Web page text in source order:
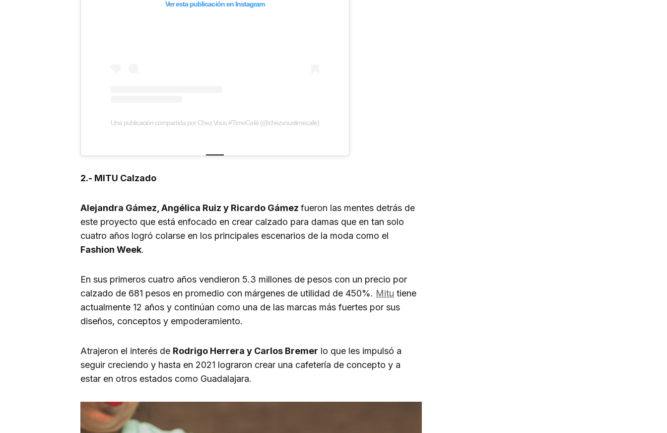
Ver esta publicación en Instagram
Una publicación compartida por Chez Vous #TimeCafé (@chezvoustimecafe)
2.- MITU Calzado
Alejandra Gámez, Angélica Ruiz y Ricardo Gámez fueron las mentes detrás de
este proyecto que está enfocado en crear calzado para damas que en tan solo
cuatro años logró colarse en los principales escenarios de la moda como el
Fashion Week.
En sus primeros cuatro años vendieron 5.3 millones de pesos con un precio por
calzado de 681 pesos en promedio con márgenes de utilidad de 450%. Mitu tiene
actualmente 12 años y continúan como una de las marcas más fuertes por sus
diseños, conceptos y empoderamiento.
Atrajeron el interés de Rodrigo Herrera y Carlos Bremer lo que les impulsó a
seguir creciendo y hasta en 2021 lograron crear una cafetería de concepto y a
estar en otros estados como Guadalajara.